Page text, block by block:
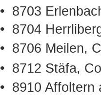
• 8703
• 8704
• 8706 Meilen,
• 8712 Stäfa,
• 8910 Affoltern